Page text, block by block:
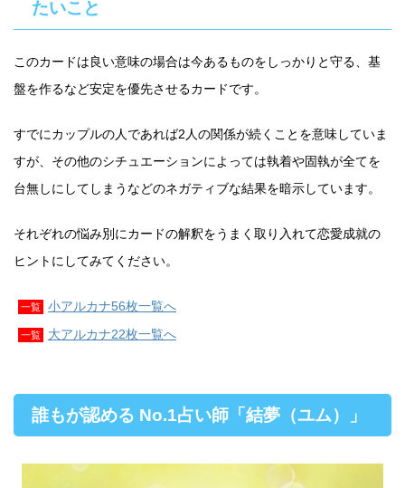
たいこと
このカードは良い意味の場合は今あるものをしっかりと守る、基
盤を作るなど安定を優先させるカードです。
すでにカップルの人であれば2人の関係が続くことを意味していま
すが、その他のシチュエーションによっては執着や固執が全てを
台無しにしてしまうなどのネガティブな結果を暗示しています。
それぞれの悩み別にカードの解釈をうまく取り入れて恋愛成就の
ヒントにしてみてください。
一覧 小アルカナ56枚一覧へ
一覧 大アルカナ22枚一覧へ
誰もが認める No.1占い師「結夢（ユム）」